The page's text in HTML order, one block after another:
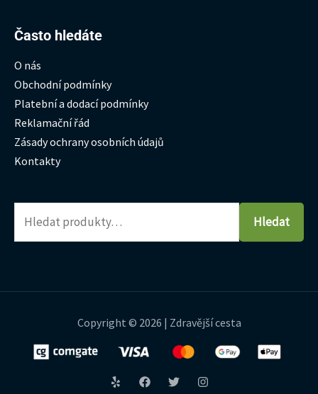
Často hledáte
O nás
Obchodní podmínky
Platební a dodací podmínky
Reklamační řád
Zásady ochrany osobních údajů
Kontakty
Hledat:
Hledat
Copyright © 2026 | Zdravější cesta